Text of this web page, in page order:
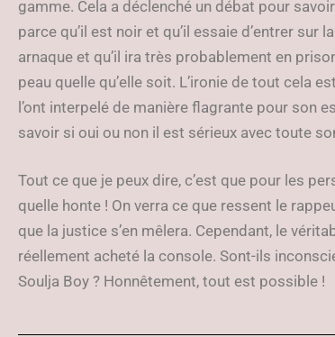
gamme. Cela a déclenché un débat pour
parce qu’il est noir et qu’il essaie d’entrer sur
arnaque et qu’il ira très probablement en
peau quelle qu’elle soit. L’ironie de tout cela
l’ont interpelé de manière flagrante pour son
savoir si oui ou non il est sérieux avec toute
Tout ce que je peux dire, c’est que pour les
quelle honte ! On verra ce que ressent le
que la justice s’en mêlera. Cependant, le
réellement acheté la console. Sont-ils
Soulja Boy ? Honnêtement, tout est possible !